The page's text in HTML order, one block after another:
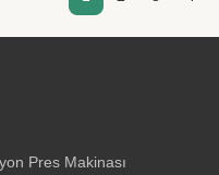
Pres Makinası